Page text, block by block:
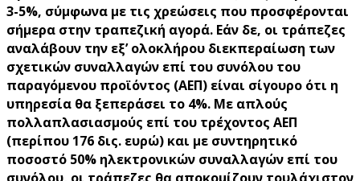
3-5%, σύμφωνα με τις χρεώσεις που προσφέρονται
σήμερα στην τραπεζική αγορά. Εάν δε, οι τράπεζες
αναλάβουν την εξ’ ολοκλήρου διεκπεραίωση των
σχετικών συναλλαγών επί του συνόλου του
παραγόμενου προϊόντος (ΑΕΠ) είναι σίγουρο ότι η
υπηρεσία θα ξεπεράσει το 4%. Με απλούς
πολλαπλασιασμούς επί του τρέχοντος ΑΕΠ
(περίπου 176 δις. ευρώ) και με συντηρητικό
ποσοστό 50% ηλεκτρονικών συναλλαγών επί του